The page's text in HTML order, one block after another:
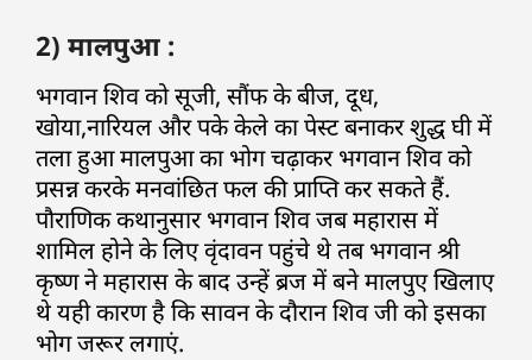
2) मालपुआ :
भगवान शिव को सूजी, सौंफ के बीज, दूध,
खोया,नारियल और पके केले का पेस्ट बनाकर शुद्ध घी में
तला हुआ मालपुआ का भोग चढ़ाकर भगवान शिव को
प्रसन्न करके मनवांछित फल की प्राप्ति कर सकते हैं.
पौराणिक कथानुसार भगवान शिव जब महारास में
शामिल होने के लिए वृंदावन पहुंचे थे तब भगवान श्री
कृष्ण ने महारास के बाद उन्हें ब्रज में बने मालपुए खिलाए
थे यही कारण है कि सावन के दौरान शिव जी को इसका
भोग जरूर लगाएं.